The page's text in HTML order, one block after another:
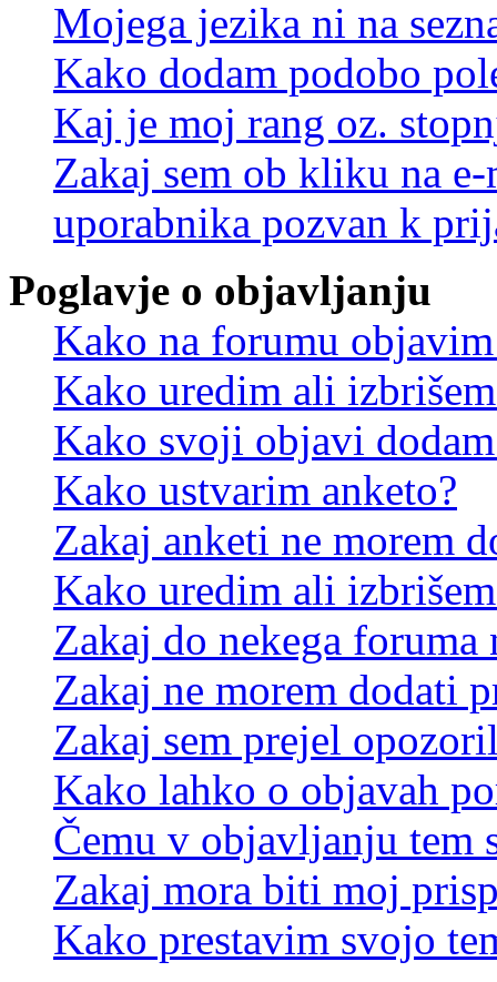
Mojega jezika ni na
Kako dodam podobo
Kaj je moj rang oz.
Zakaj sem ob kliku na
uporabnika pozvan k
Poglavje o objavljanju
Kako na forumu
Kako uredim ali
Kako svoji objavi
Kako ustvarim anketo?
Zakaj anketi ne morem
Kako uredim ali
Zakaj do nekega foruma
Zakaj ne morem dodati
Zakaj sem prejel
Kako lahko o objavah
Čemu v objavljanju tem
Zakaj mora biti moj
Kako prestavim svojo